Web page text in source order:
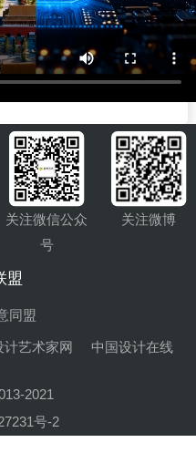
关注微信公众
号
关注微博
盟
同盟
计艺术家网 中国设计在线
2021
号-2